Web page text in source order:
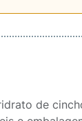
de